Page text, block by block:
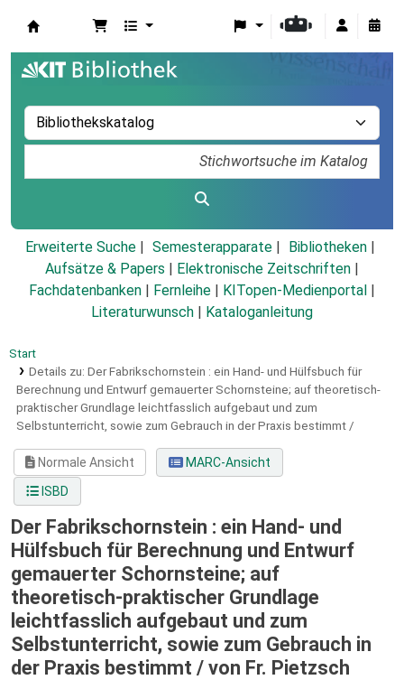
Erweiterte Suche Semesterapparate
Bibliotheken
Aufsätze & Papers
Elektronische Zeitschriften
Fachdatenbanken
Fernleihe KITopen-Medienportal
Literaturwunsch
Kataloganleitung
Start
Details zu: Der Fabrikschornstein : ein Hand- und Hülfsbuch für
Berechnung und Entwurf gemauerter Schornsteine; auf theoretisch-
praktischer Grundlage leichtfasslich aufgebaut und zum
Selbstunterricht, sowie zum Gebrauch in der Praxis bestimmt /
Normale Ansicht
MARC-Ansicht
ISBD
Der Fabrikschornstein : ein Hand- und
Hülfsbuch für Berechnung und Entwurf
gemauerter Schornsteine; auf
theoretisch-praktischer Grundlage
leichtfasslich aufgebaut und zum
Selbstunterricht, sowie zum Gebrauch in
der Praxis bestimmt / von Fr. Pietzsch